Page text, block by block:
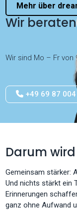
Mehr über
Wir
Wir sind Mo – Fr
+49 69 87
Darum
Gemeinsam stärker:
Und nichts stärkt ein
Erinnerungen
ganz ohne Aufwand